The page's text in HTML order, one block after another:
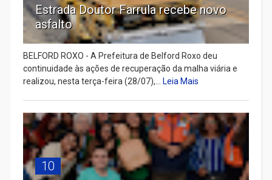
Estrada Doutor Farrula recebe novo
asfalto
BELFORD ROXO - A Prefeitura de Belford Roxo deu
continuidade às ações de recuperação da malha viária e
realizou, nesta terça-feira (28/07),... Leia Mais
10